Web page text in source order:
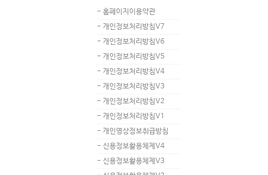
- 홈페이지이용약관
- 개인정보처리방침V7
- 개인정보처리방침V6
- 개인정보처리방침V5
- 개인정보처리방침V4
- 개인정보처리방침V3
- 개인정보처리방침V2
- 개인정보처리방침V1
- 개인영상정보취급방침
- 신용정보활용체제V4
- 신용정보활용체제V3